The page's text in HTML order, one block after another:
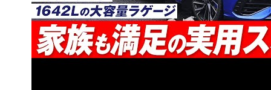
2009年式
235.6万円） 188.5万円 120.6万円 77.2万円 49.4万円
2008年式
235.6万円） 188.5万円 120.6万円 77.2万円 49.4万円